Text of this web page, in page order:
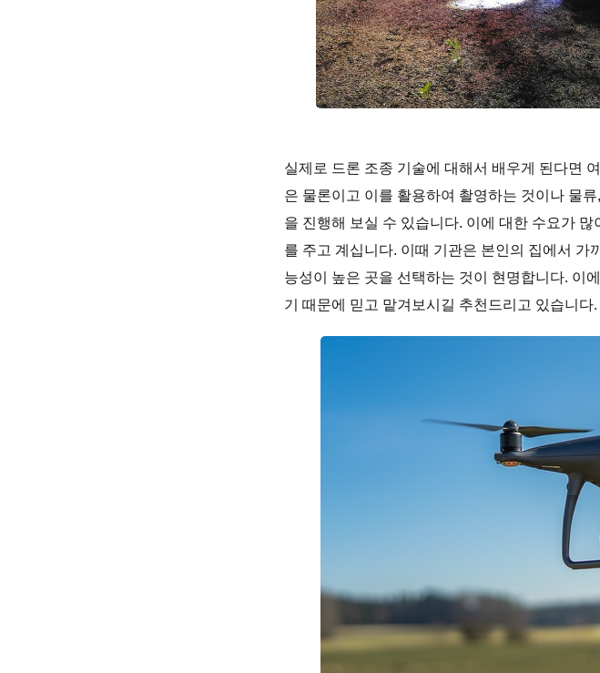
실제로 드론 조종 기술에 대해서 배우게 된다면
은 물론이고 이를 활용하여 촬영하는 것이나 물
을 진행해 보실 수 있습니다. 이에 대한 수요가
를 주고 계십니다. 이때 기관은 본인의 집에서
능성이 높은 곳을 선택하는 것이 현명합니다. 이
기 때문에 믿고 맡겨보시길 추천드리고 있습니다.